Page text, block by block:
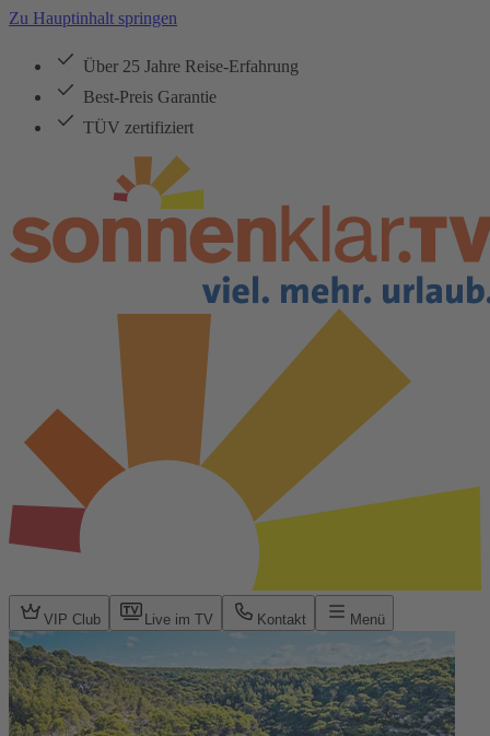
Zu Hauptinhalt springen
Über 25 Jahre Reise-Erfahrung
Best-Preis Garantie
TÜV zertifiziert
VIP Club Live im TV Kontakt Menü